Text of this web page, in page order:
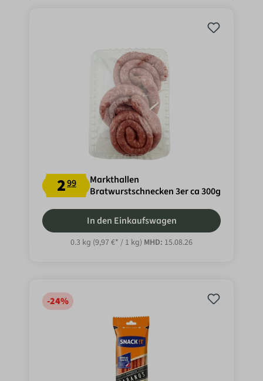
299
Markthallen
Bratwurstschnecken 3er ca 300g
In den Einkaufswagen
0.3 kg (9,97 €* / 1 kg) MHD: 15.08.26
-24%